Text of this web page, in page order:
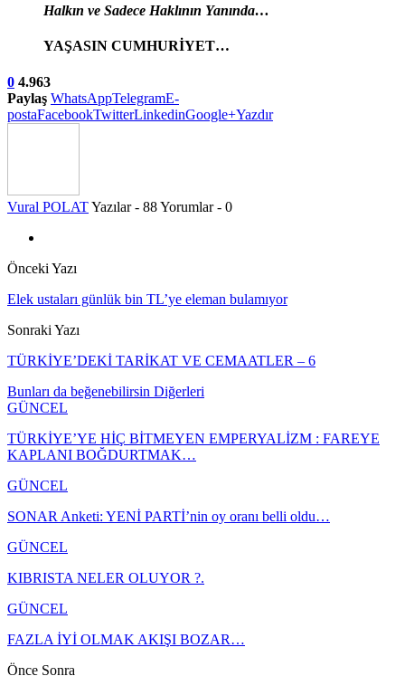
Halkın ve Sadece Haklının Yanında…
YAŞASIN CUMHURİYET…
0 4.963
Paylaş WhatsAppTelegramE-
postaFacebookTwitterLinkedinGoogle+Yazdır
Vural POLATYazılar - 88Yorumlar - 0
Önceki Yazı
Elek ustaları günlük bin TL’ye eleman bulamıyor
Sonraki Yazı
TÜRKİYE’DEKİ TARİKAT VE CEMAATLER – 6
Bunları da beğenebilirsin Diğerleri
GÜNCEL
TÜRKİYE’YE HİÇ BİTMEYEN EMPERYALİZM : FAREYE
KAPLANI BOĞDURTMAK…
GÜNCEL
SONAR Anketi: YENİ PARTİ’nin oy oranı belli oldu…
GÜNCEL
KIBRISTA NELER OLUYOR ?.
GÜNCEL
FAZLA İYİ OLMAK AKIŞI BOZAR…
Önce Sonra